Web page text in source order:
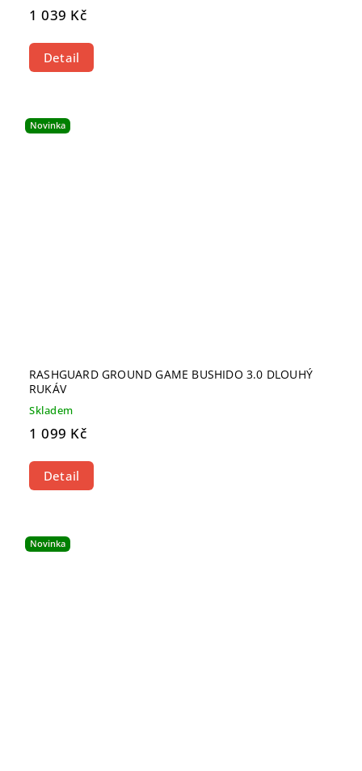
1 039 Kč
Detail
Novinka
RASHGUARD GROUND GAME BUSHIDO 3.0 DLOUHÝ
RUKÁV
Skladem
1 099 Kč
Detail
Novinka